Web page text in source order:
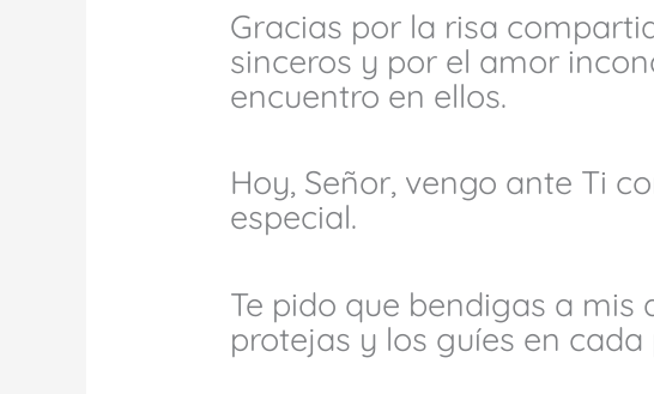
Gracias por la risa
sinceros y por el amor
encuentro en ellos.
Hoy, Señor, vengo ante Ti
especial.
Te pido que bendigas a mis
protejas y los guíes en cada